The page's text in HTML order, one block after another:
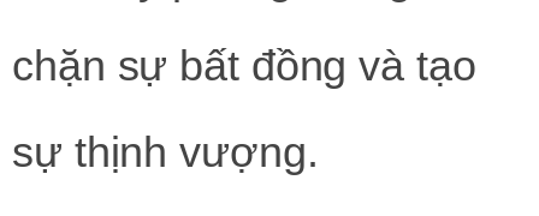
chặn sự bất đồng và tạo
sự thịnh vượng.